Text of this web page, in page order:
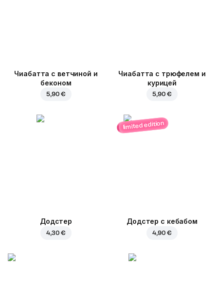
Чиабатта с ветчиной и
беконом
5,90 €
Чиабатта с трюфелем и
курицей
5,90 €
Додстер
4,30 €
limited edition
Додстер с кебабом
4,90 €